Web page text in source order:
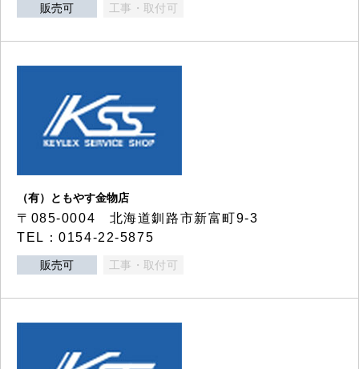
販売可 工事・取付可
（有）ともやす金物店
〒085-0004 北海道釧路市新富町9-3
TEL：0154-22-5875
販売可 工事・取付可